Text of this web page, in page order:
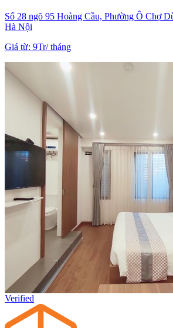
Số 28 ngõ 95 Hoàng Cầu, Phường Ô Chợ
Hà Nội
Giá từ: 9Tr/tháng
Verified